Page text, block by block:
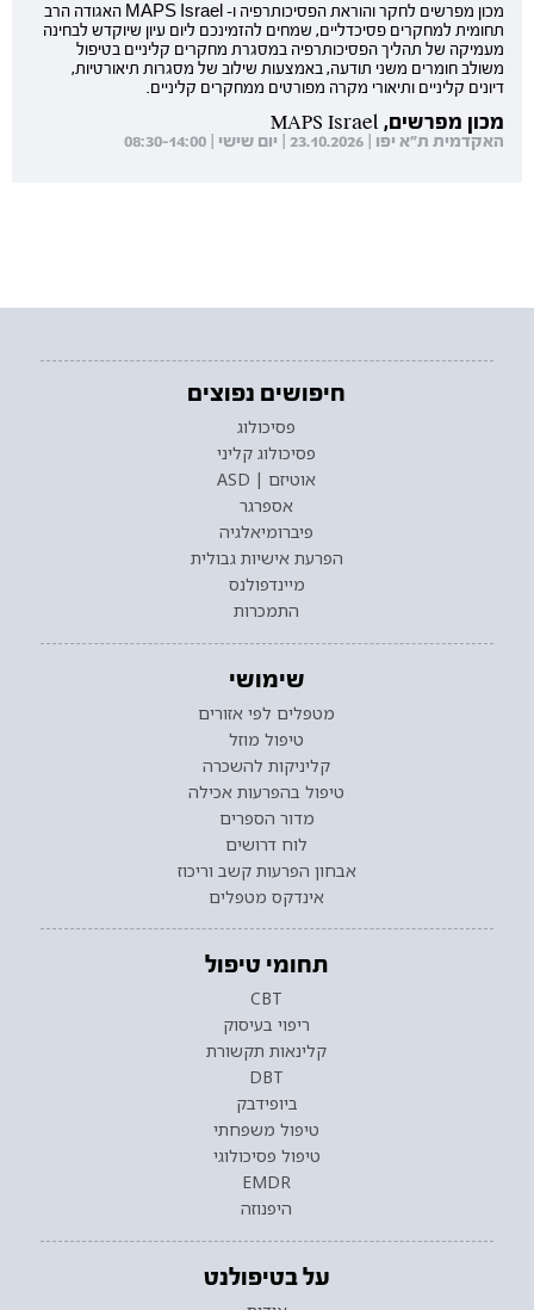
מכון מפרשים לחקר והוראת הפסיכותרפיה ו- MAPS Israel האגודה הרב
תחומית למחקרים פסיכדליים, שמחים להזמינכם ליום עיון שיוקדש לבחינה
מעמיקה של תהליך הפסיכותרפיה במסגרת מחקרים קליניים בטיפול
משולב חומרים משני תודעה, באמצעות שילוב של מסגרות תיאורטיות,
דיונים קליניים ותיאורי מקרה מפורטים ממחקרים קליניים.
מכון מפרשים, MAPS Israel
האקדמית ת"א יפו | 23.10.2026 | יום שישי | 08:30-14:00
חיפושים נפוצים
פסיכולוג
פסיכולוג קליני
אוטיזם | ASD
אספרגר
פיברומיאלגיה
הפרעת אישיות גבולית
מיינדפולנס
התמכרות
שימושי
מטפלים לפי אזורים
טיפול מוזל
קליניקות להשכרה
טיפול בהפרעות אכילה
מדור הספרים
לוח דרושים
אבחון הפרעות קשב וריכוז
אינדקס מטפלים
תחומי טיפול
CBT
ריפוי בעיסוק
קלינאות תקשורת
DBT
ביופידבק
טיפול משפחתי
טיפול פסיכולוגי
EMDR
היפנוזה
על בטיפולנט